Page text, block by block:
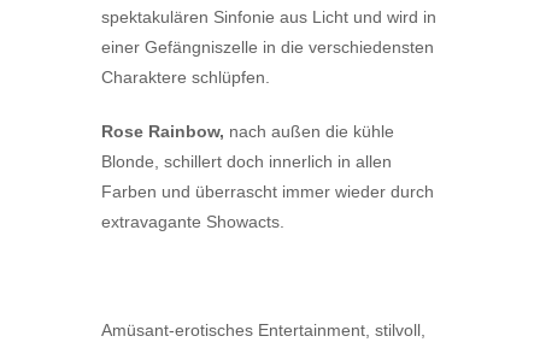
spektakulären Sinfonie aus Licht und wird in
einer Gefängniszelle in die verschiedensten
Charaktere schlüpfen.
Rose Rainbow, nach außen die kühle
Blonde, schillert doch innerlich in allen
Farben und überrascht immer wieder durch
extravagante Showacts.
Amüsant-erotisches Entertainment, stilvoll,